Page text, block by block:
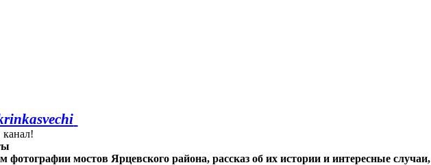
канал!
мостов Ярцевского района, рассказ об их истории и интересные